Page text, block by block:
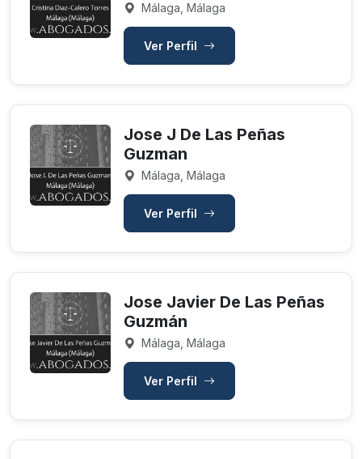
Málaga, Málaga
Ver Perfil
Jose J De Las Peñas
Guzman
Málaga, Málaga
Ver Perfil
Jose Javier De Las Peñas
Guzmán
Málaga, Málaga
Ver Perfil